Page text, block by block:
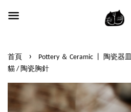
首頁 › Pottery ＆ Ceramic 丨 陶瓷器皿
貓 / 陶瓷胸針